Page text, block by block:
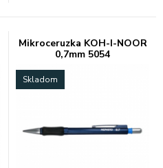
Mikroceruzka KOH-I-NOOR
0,7mm 5054
Skladom